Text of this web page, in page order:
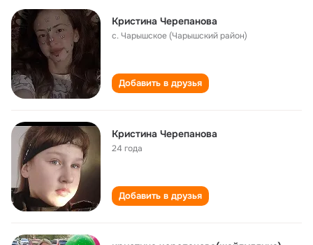
Кристина Черепанова
с. Чарышское (Чарышский район)
Добавить в друзья
Кристина Черепанова
24 года
Добавить в друзья